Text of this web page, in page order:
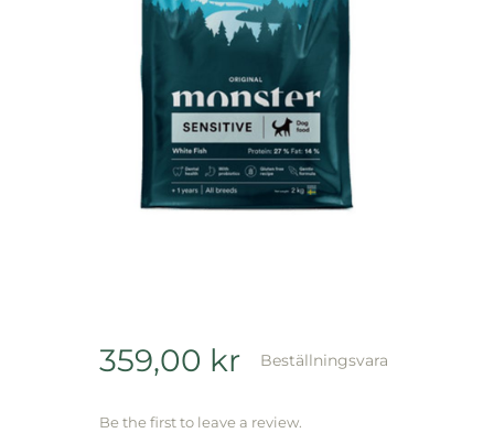
359,00 kr Beställningsvara
Be the first to leave a review.